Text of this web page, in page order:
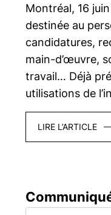
Montréal, 16
destinée au
candidatures,
main-d’œuvre,
travail… Déjà
utilisations de
LIRE L’ARTICLE